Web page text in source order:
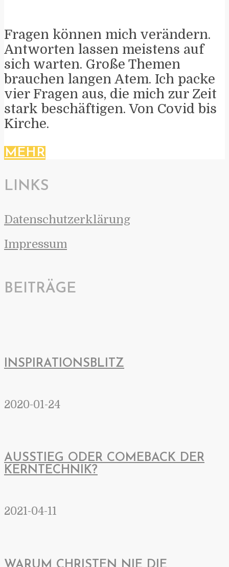
Fragen können mich verändern.
Antworten lassen meistens auf
sich warten. Große Themen
brauchen langen Atem. Ich packe
vier Fragen aus, die mich zur Zeit
stark beschäftigen. Von Covid bis
Kirche.
MEHR
LINKS
Datenschutzerklärung
Impressum
BEITRÄGE
INSPIRATIONSBLITZ
2020-01-24
AUSSTIEG ODER COMEBACK DER
KERNTECHNIK?
2021-04-11